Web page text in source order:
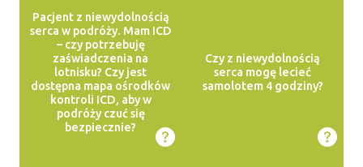
Pacjent z niewydolnością
serca w podróży. Mam ICD
– czy potrzebuję
zaświadczenia na
lotnisku? Czy jest
dostępna mapa ośrodków
kontroli ICD, aby w
podróży czuć się
bezpiecznie?
Czy z niewydolnością
serca mogę lecieć
samolotem 4 godziny?